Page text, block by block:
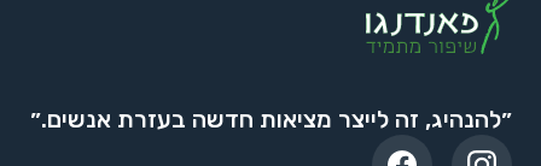
״להנהיג, זה לייצר מציאות חדשה בעזרת אנשים.״